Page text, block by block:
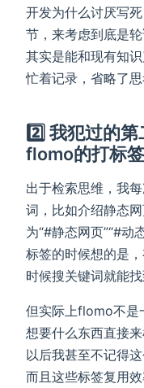
开发为什么讨厌写
节，来考虑到底是
其实是能和现有知
忙着记录，省略了思
2️⃣ 我犯过的第
flomo的打标签
出于检索思维，我
词，比如介绍静态
为“#静态网页”“#动
标签的时候想的是
时候搜关键词就能找
但实际上flomo不是
想要什么东西直接
以后我甚至不记得
而且这些标签复用